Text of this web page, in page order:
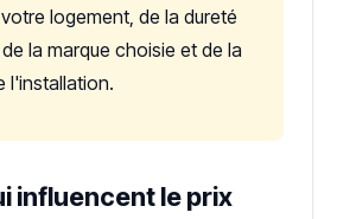
logement, de la dureté
la marque choisie et de la
l'installation.
influencent le prix